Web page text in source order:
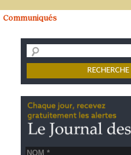
Communiqués